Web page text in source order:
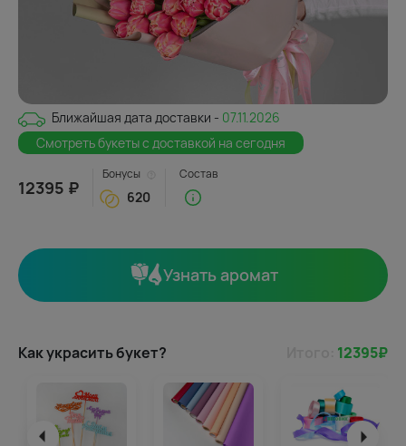
Ближайшая дата доставки - 07.11.2026
Смотреть букеты с доставкой на сегодня
12395 ₽
Бонусы
620
Состав
Узнать аромат
Как украсить букет? 12395₽